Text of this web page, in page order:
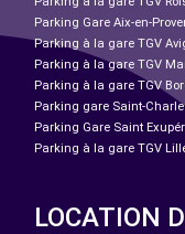
Parking Gare Aix-en-
Parking à la gare TGV
Parking à la gare TGV
Parking à la gare TGV
Parking gare Saint-
Parking Gare Saint
Parking à la gare TGV
LOCATION